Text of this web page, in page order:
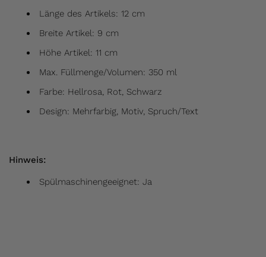
Länge des Artikels: 12 cm
Breite Artikel: 9 cm
Höhe Artikel: 11 cm
Max. Füllmenge/Volumen: 350 ml
Farbe: Hellrosa, Rot, Schwarz
Design: Mehrfarbig, Motiv, Spruch/Text
Hinweis:
Spülmaschinengeeignet: Ja